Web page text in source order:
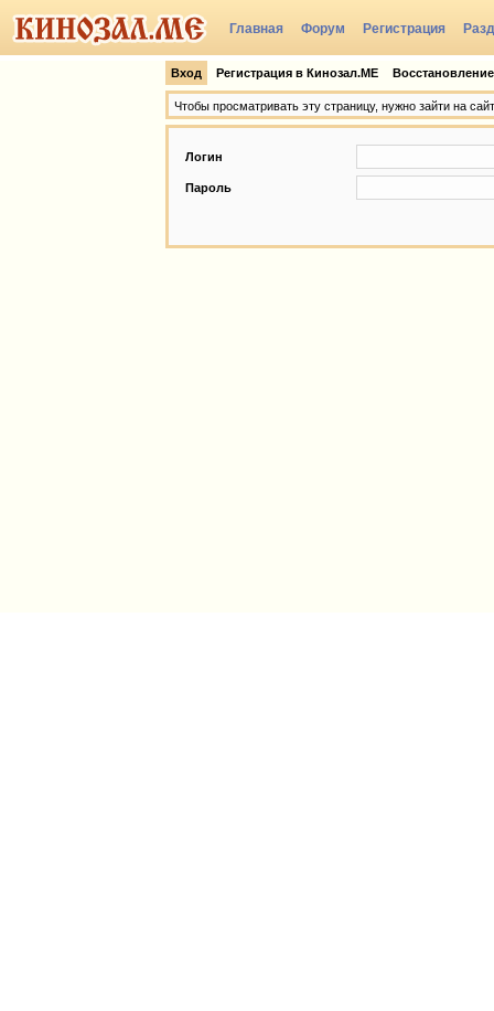
Главная Форум Регистрация
Вход Регистрация в Кинозал.МЕ
Чтобы просматривать эту страницу, нужно зайти на сайт
Логин
Пароль